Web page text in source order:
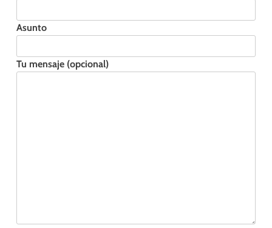
Asunto
Tu mensaje (opcional)